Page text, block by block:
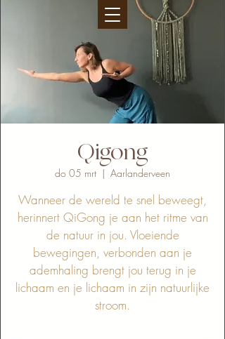
Qigong
do 05 mrt
  |
Aarlanderveen
Wanneer de wereld te snel beweegt,
herinnert QiGong je aan het ritme van
de natuur in jou. Vloeiende
bewegingen, verbonden aan je
ademhaling brengt jou terug in je
lichaam en je lichaam in zijn natuurlijke
stroom.